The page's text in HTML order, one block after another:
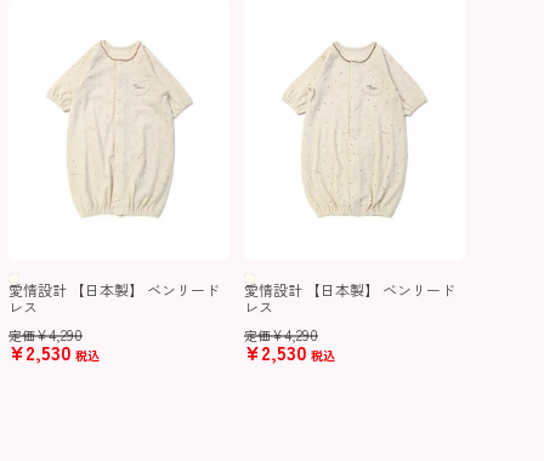
愛情設計 【日本製】 ベンリード
レス
定価¥4,290
¥2,530 税込
愛情設計 【日本製】 ベンリード
レス
定価¥4,290
¥2,530 税込